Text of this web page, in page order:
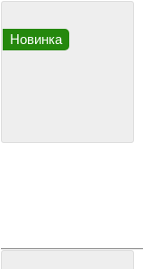
Новинка